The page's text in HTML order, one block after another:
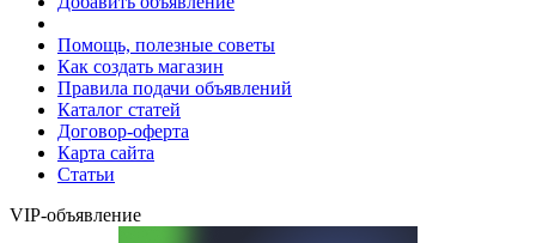
Помощь, полезные советы
Как создать магазин
Правила подачи объявлений
Каталог статей
Договор-оферта
Карта сайта
Статьи
VIP-объявление